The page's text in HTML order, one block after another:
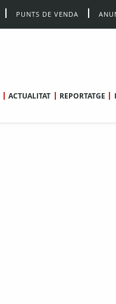
PUNTS DE VENDA
ACTUALITAT REPORTATGE